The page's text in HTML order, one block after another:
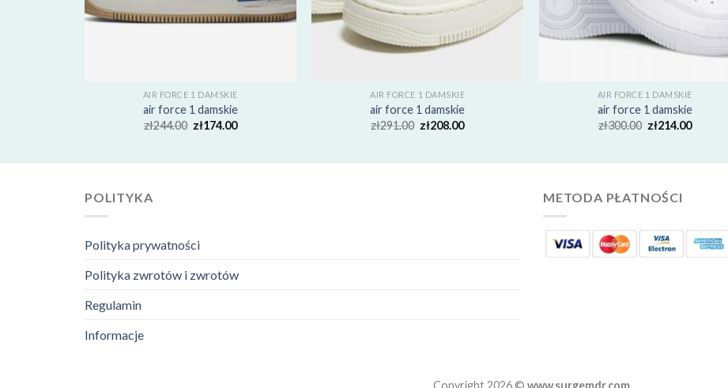
AIR FORCE 1 DAMSKIE
air force 1 damskie
zł244.00 zł174.00
AIR FORCE 1 DAMSKIE
air force 1 damskie
zł291.00 zł208.00
AIR FORCE 1 DAMSKIE
air force 1 damskie
zł300.00 zł214.00
POLITYKA
Polityka prywatności
Polityka zwrotów i zwrotów
Regulamin
Informacje
METODA PŁATNOŚCI
Copyright 2026 © www.surgemdr.com